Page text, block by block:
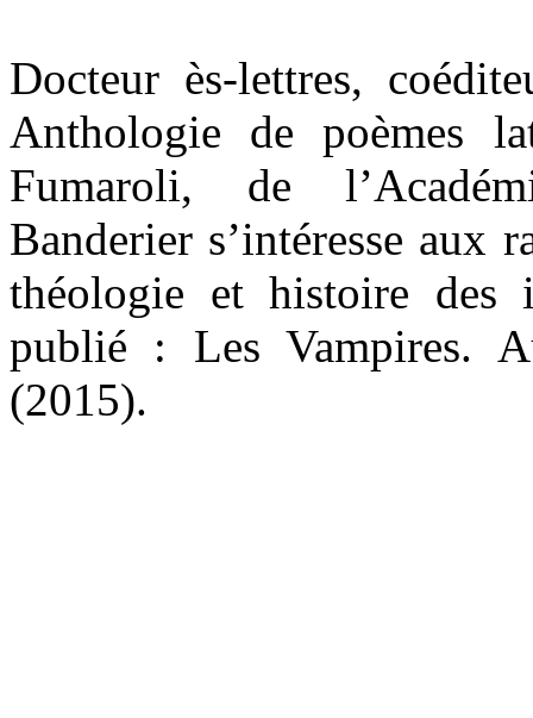
Docteur ès-lettres,
Anthologie de poèmes
Fumaroli, de
Banderier s’intéresse aux
théologie et histoire des
publié : Les Vampires.
(2015).